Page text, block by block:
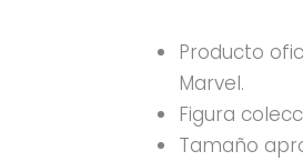
Producto
Marvel.
Figura
Tamaño